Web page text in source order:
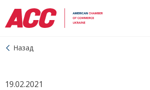
Назад
19.02.2021